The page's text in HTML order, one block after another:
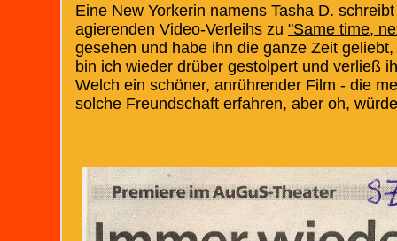
Eine New Yorkerin namens Tasha D.
agierenden Video-Verleihs zu "Same time,
gesehen und habe ihn die ganze Zeit
bin ich wieder drüber gestolpert und verließ
Welch ein schöner, anrührender Film - die
solche Freundschaft erfahren, aber oh,